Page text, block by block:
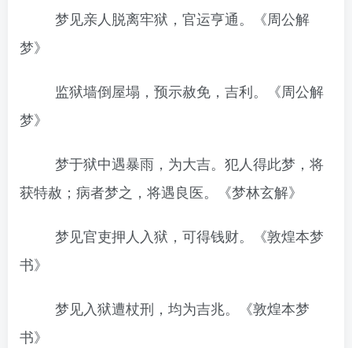
梦见亲人脱离牢狱，官运亨通。《周公解
梦》
监狱墙倒屋塌，预示赦免，吉利。《周公解
梦》
梦于狱中遇暴雨，为大吉。犯人得此梦，将
获特赦；病者梦之，将遇良医。《梦林玄解》
梦见官吏押人入狱，可得钱财。《敦煌本梦
书》
梦见入狱遭杖刑，均为吉兆。《敦煌本梦
书》